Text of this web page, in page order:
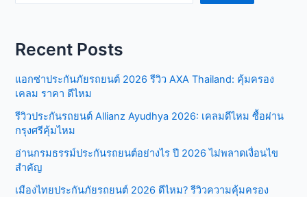
Recent Posts
แอกซ่าประกันภัยรถยนต์ 2026 รีวิว AXA Thailand: คุ้มครอง
เคลม ราคา ดีไหม
รีวิวประกันรถยนต์ Allianz Ayudhya 2026: เคลมดีไหม ซื้อผ่าน
กรุงศรีคุ้มไหม
อ่านกรมธรรม์ประกันรถยนต์อย่างไร ปี 2026 ไม่พลาดเงื่อนไข
สำคัญ
เมืองไทยประกันภัยรถยนต์ 2026 ดีไหม? รีวิวความคุ้มครอง